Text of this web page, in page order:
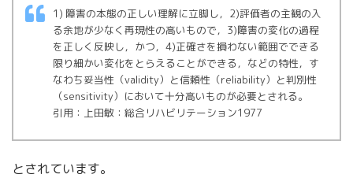
1) 障害の本態の正しい理解に立脚し，2)評価者の主観の入
る余地が少なく再現性の高いもので，3)障害の変化の過程
を正しく反映し，かつ，4)正確さを損わない範囲でできる
限り細かい変化をとらえることができる，などの特性，す
なわち妥当性（validity）と信頼性（reliability）と判別性
（sensitivity）において十分高いものが必要とされる。
引用：上田敏：総合リハビリテーション1977
とされています。